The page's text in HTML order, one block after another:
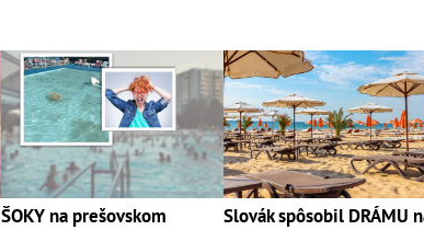
ŠOKY na prešovskom
Slovák spôsobil DRÁMU